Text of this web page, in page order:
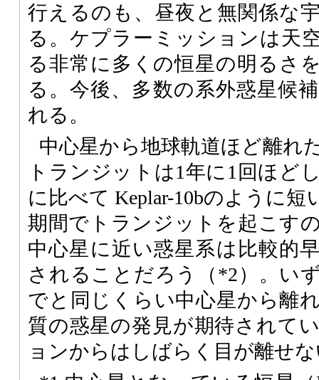
行えるのも、昼夜と無関係な
る。ケプラーミッションは天
る非常に多くの恒星の明るさ
る。今後、多数の系外惑星候
れる。
中心星から地球軌道ほど離れ
トランジットは1年に1回ほど
に比べて Keplar-10bのように
期間でトランジットを起こす
中心星に近い惑星系は比較的
されることだろう（*2）。い
でと同じくらい中心星から離
質の惑星の発見が期待されて
ョンからはしばらく目が離せ